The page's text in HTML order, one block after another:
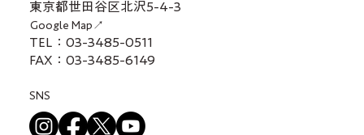
東京都世田谷区北沢5-4-3
Google Map↗
TEL：03-3485-0511
FAX：03-3485-6149
SNS